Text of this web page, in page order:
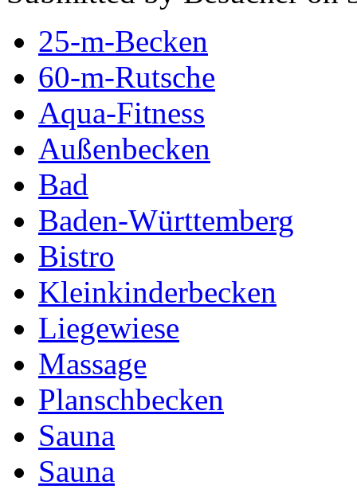
25-m-Becken
60-m-Rutsche
Aqua-Fitness
Außenbecken
Bad
Baden-Württemberg
Bistro
Kleinkinderbecken
Liegewiese
Massage
Planschbecken
Sauna
Sauna